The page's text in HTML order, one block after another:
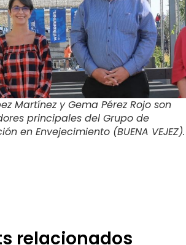
Martínez y Gema Pérez Rojo son
principales del Grupo de
en Envejecimiento (BUENA VEJEZ).
relacionados